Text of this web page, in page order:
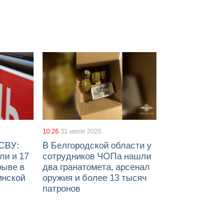
и 17
в
10:26 31 июля 2026
В Белгородской области у
сотрудников ЧОПа нашли
два гранатомета, арсенал
оружия и более 13 тысяч
патронов